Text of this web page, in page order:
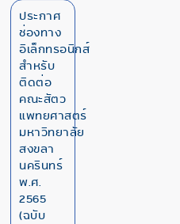
ประกาศ
ช่องทาง
อิเล็กทรอนิกส์
สำหรับ
ติดต่อ
คณะสัตว
แพทยศาสตร์
มหาวิทยาลัย
สงขลา
นครินทร์
พ.ศ.
2565
(ฉบับ